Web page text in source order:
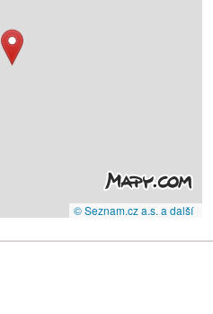
© Seznam.cz a.s. a další